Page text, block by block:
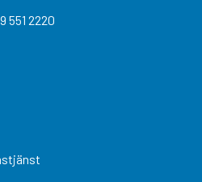
551 2220